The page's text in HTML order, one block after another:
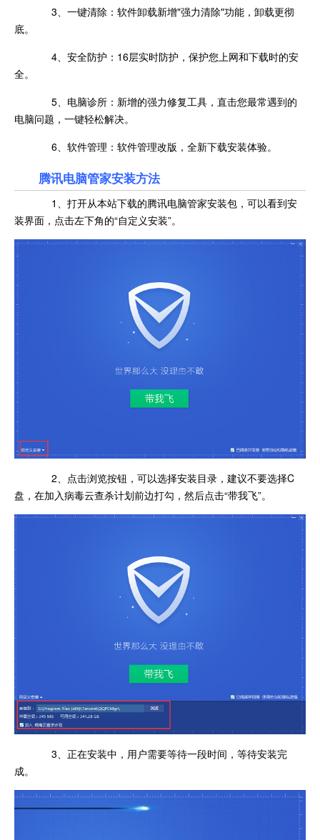
3、一键清除：软件卸载新增"强力清除"功能，卸载更彻
底。
4、安全防护：16层实时防护，保护您上网和下载时的安
全。
5、电脑诊所：新增的强力修复工具，直击您最常遇到的
电脑问题，一键轻松解决。
6、软件管理：软件管理改版，全新下载安装体验。
腾讯电脑管家安装方法
1、打开从本站下载的腾讯电脑管家安装包，可以看到安
装界面，点击左下角的“自定义安装”。
2、点击浏览按钮，可以选择安装目录，建议不要选择C
盘，在加入病毒云查杀计划前边打勾，然后点击“带我飞”。
3、正在安装中，用户需要等待一段时间，等待安装完
成。